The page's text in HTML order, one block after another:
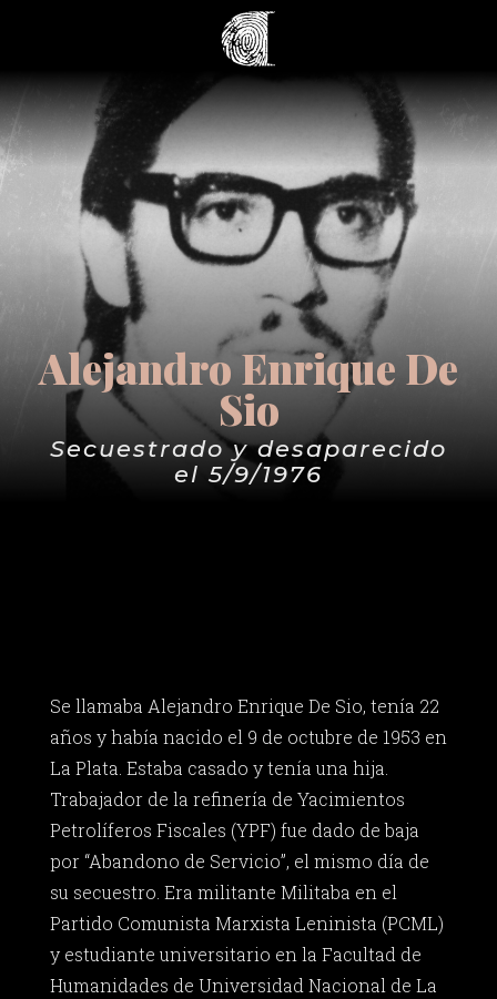
Alejandro Enrique De
Sio
Secuestrado y desaparecido
el 5/9/1976
Se llamaba Alejandro Enrique De Sio, tenía 22
años y había nacido el 9 de octubre de 1953 en
La Plata. Estaba casado y tenía una hija.
Trabajador de la refinería de Yacimientos
Petrolíferos Fiscales (YPF) fue dado de baja
por “Abandono de Servicio”, el mismo día de
su secuestro. Era militante Militaba en el
Partido Comunista Marxista Leninista (PCML)
y estudiante universitario en la Facultad de
Humanidades de Universidad Nacional de La